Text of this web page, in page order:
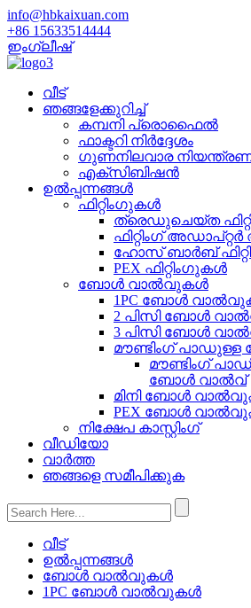
info@hbkaixuan.com
+86 15633514444
ഇംഗ്ലീഷ്
വീട്
ഞങ്ങളേക്കുറിച്ച്
കമ്പനി പ്രൊഫൈൽ
ഫാക്ടറി നിർദ്ദേശം
ഗുണനിലവാര
എക്സിബിഷൻ
ഉൽപ്പന്നങ്ങൾ
ഫിറ്റിംഗുകൾ
ത്രെഡുചെയ്‌ത
ഫിറ്റിംഗ്
ഹോസ് ബാർബ്
PEX ഫിറ്റിംഗുകൾ
ബോൾ വാൽവുകൾ
1PC ബോൾ
2 പിസി ബോൾ
3 പിസി ബോൾ
മൗണ്ടിംഗ്
മൗണ്ടിംഗ്
ബോൾ വാൽവ്
മിനി ബോൾ
PEX ബോൾ
നിക്ഷേപ കാസ്റ്റിംഗ്
വീഡിയോ
വാർത്ത
ഞങ്ങളെ സമീപിക്കുക
വീട്
ഉൽപ്പന്നങ്ങൾ
ബോൾ വാൽവുകൾ
1PC ബോൾ വാൽവുകൾ